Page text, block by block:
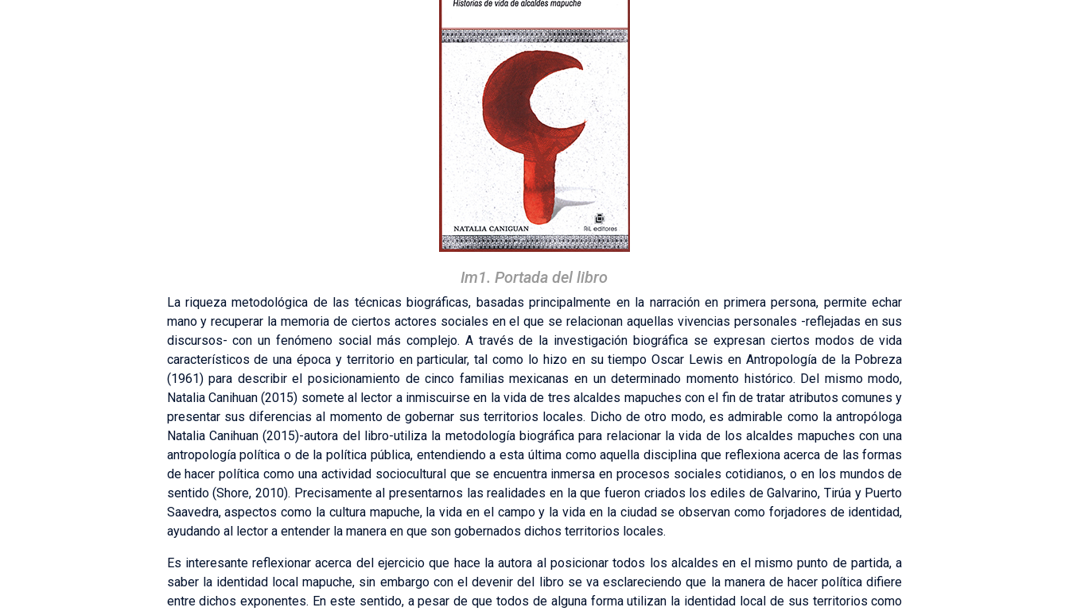
Im1. Portada del libro
La riqueza metodológica de las técnicas biográficas, basadas principalmente en la narración en primera persona, permite echar
mano y recuperar la memoria de ciertos actores sociales en el que se relacionan aquellas vivencias personales -reflejadas en sus
discursos- con un fenómeno social más complejo. A través de la investigación biográfica se expresan ciertos modos de vida
característicos de una época y territorio en particular, tal como lo hizo en su tiempo Oscar Lewis en Antropología de la Pobreza
(1961) para describir el posicionamiento de cinco familias mexicanas en un determinado momento histórico. Del mismo modo,
Natalia Canihuan (2015) somete al lector a inmiscuirse en la vida de tres alcaldes mapuches con el fin de tratar atributos comunes y
presentar sus diferencias al momento de gobernar sus territorios locales. Dicho de otro modo, es admirable como la antropóloga
Natalia Canihuan (2015)-autora del libro-utiliza la metodología biográfica para relacionar la vida de los alcaldes mapuches con una
antropología política o de la política pública, entendiendo a esta última como aquella disciplina que reflexiona acerca de las formas
de hacer política como una actividad sociocultural que se encuentra inmersa en procesos sociales cotidianos, o en los mundos de
sentido (Shore, 2010). Precisamente al presentarnos las realidades en la que fueron criados los ediles de Galvarino, Tirúa y Puerto
Saavedra, aspectos como la cultura mapuche, la vida en el campo y la vida en la ciudad se observan como forjadores de identidad,
ayudando al lector a entender la manera en que son gobernados dichos territorios locales.
Es interesante reflexionar acerca del ejercicio que hace la autora al posicionar todos los alcaldes en el mismo punto de partida, a
saber la identidad local mapuche, sin embargo con el devenir del libro se va esclareciendo que la manera de hacer política difiere
entre dichos exponentes. En este sentido, a pesar de que todos de alguna forma utilizan la identidad local de sus territorios como